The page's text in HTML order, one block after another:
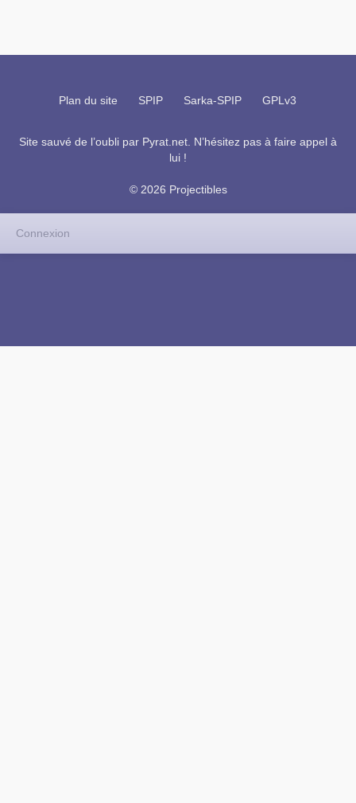
Plan du site SPIP Sarka-SPIP GPLv3
Site sauvé de l’oubli par Pyrat.net . N’hésitez pas à faire appel à
lui !
© 2026 Projectibles
Connexion